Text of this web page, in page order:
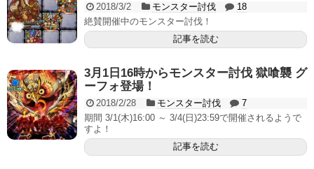
2018/3/2 モンスター討伐
18
絶賛開催中のモンスター討伐！
記事を読む
3月1日16時からモンスター討伐 獄喰襲 グ
ーフォ登場！
2018/2/28 モンスター討伐
7
期間 3/1(木)16:00 ～ 3/4(日)23:59で開催されるようで
すよ！
記事を読む